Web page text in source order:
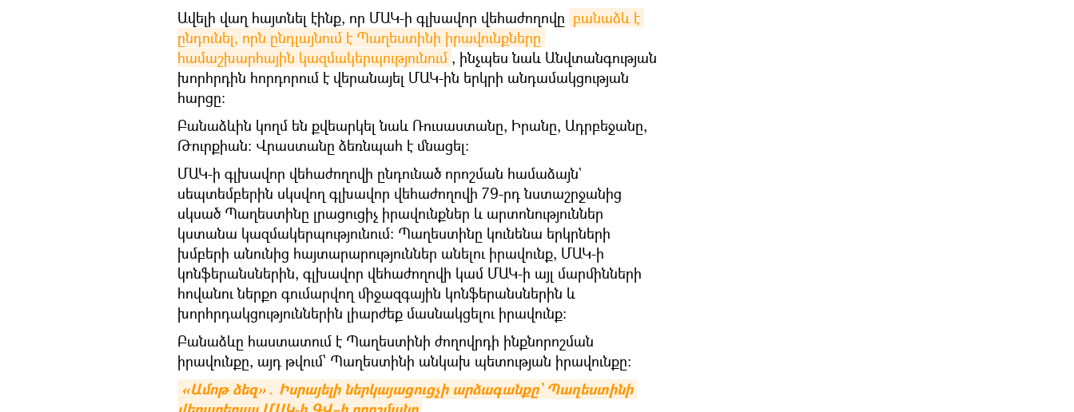
Ավելի վաղ հայտնել էինք, որ ՄԱԿ-ի գլխավոր վեհաժողովը բանաձև է
ընդունել, որն ընդլայնում է Պաղեստինի իրավունքները
համաշխարհային կազմակերպությունում , ինչպես նաև Անվտանգության
խորհրդին հորդորում է վերանայել ՄԱԿ-ին երկրի անդամակցության
հարցը:
Բանաձևին կողմ են քվեարկել նաև Ռուսաստանը, Իրանը, Ադրբեջանը,
Թուրքիան։ Վրաստանը ձեռնպահ է մնացել։
ՄԱԿ-ի գլխավոր վեհաժողովի ընդունած որոշման համաձայն`
սեպտեմբերին սկսվող գլխավոր վեհաժողովի 79-րդ նստաշրջանից
սկսած Պաղեստինը լրացուցիչ իրավունքներ և արտոնություններ
կստանա կազմակերպությունում: Պաղեստինը կունենա երկրների
խմբերի անունից հայտարարություններ անելու իրավունք, ՄԱԿ-ի
կոնֆերանսներին, գլխավոր վեհաժողովի կամ ՄԱԿ-ի այլ մարմինների
հովանու ներքո գումարվող միջազգային կոնֆերանսներին և
խորհրդակցություններին լիարժեք մասնակցելու իրավունք:
Բանաձևը հաստատում է Պաղեստինի ժողովրդի ինքնորոշման
իրավունքը, այդ թվում՝ Պաղեստինի անկախ պետության իրավունքը:
«Ամոթ ձեզ»․ Իսրայելի ներկայացուցչի արձագանքը` Պաղեստինի